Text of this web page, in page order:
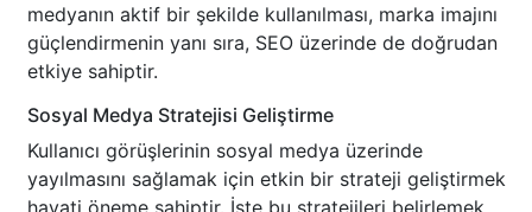
medyanın aktif bir şekilde kullanılması, marka imajını
güçlendirmenin yanı sıra, SEO üzerinde de doğrudan
etkiye sahiptir.
Sosyal Medya Stratejisi Geliştirme
Kullanıcı görüşlerinin sosyal medya üzerinde
yayılmasını sağlamak için etkin bir strateji geliştirmek